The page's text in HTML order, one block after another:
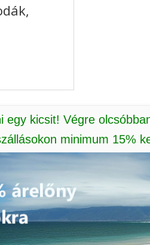
egy kicsit! Végre
minimum 15%